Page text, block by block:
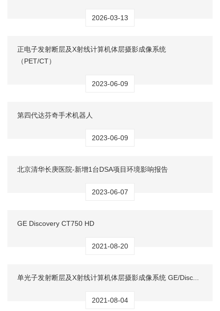
2026-03-13
正电子发射断层及X射线计算机体层摄影成像系统
（PET/CT）
2023-06-09
第四代达芬奇手术机器人
2023-06-09
北京清华长庚医院-新增1台DSA项目环境影响报告
2023-06-07
GE Discovery CT750 HD
2021-08-20
单光子发射断层及X射线计算机体层摄影成像系统 GE/Disc...
2021-08-04